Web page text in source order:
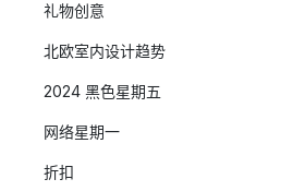
礼物创意
北欧室内设计趋势
2024 黑色星期五
网络星期一
折扣